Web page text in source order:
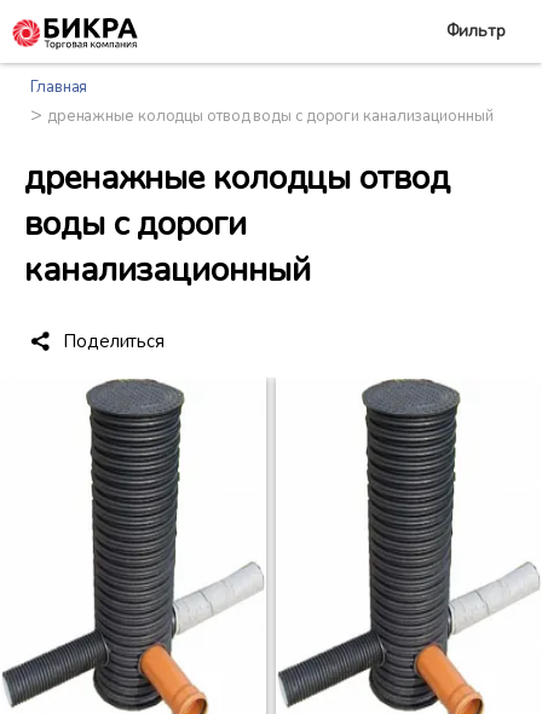
Главная
> дренажные колодцы отвод воды с дороги канализационный
дренажные колодцы отвод
воды с дороги
канализационный
Поделиться
Фильтр